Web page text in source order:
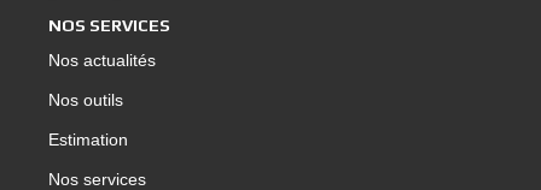
NOS SERVICES
Nos actualités
Nos outils
Estimation
Nos services